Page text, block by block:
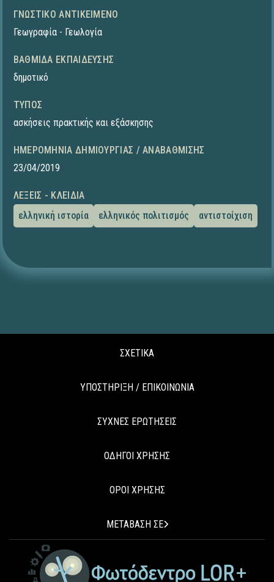
ΓΝΩΣΤΙΚΌ ΑΝΤΙΚΕΊΜΕΝΟ
Γεωγραφία - Γεωλογία
ΒΑΘΜΊΔΑ ΕΚΠΑΊΔΕΥΣΗΣ
δημοτικό
ΤΎΠΟΣ
ασκήσεις πρακτικής και εξάσκησης
ΗΜΕΡΟΜΗΝΊΑ ΔΗΜΙΟΥΡΓΊΑΣ / ΑΝΑΒΆΘΜΙΣΗΣ
23/04/2019
ΛΈΞΕΙΣ - ΚΛΕΙΔΙΆ
ελληνική ιστορία
ελληνικός πολιτισμός αντιστοίχιση
ΣΧΕΤΙΚΑ
ΥΠΟΣΤΗΡΙΞΗ / ΕΠΙΚΟΙΝΩΝΙΑ
ΣΥΧΝΕΣ ΕΡΩΤΗΣΕΙΣ
ΟΔΗΓΟΙ ΧΡΗΣΗΣ
ΟΡΟΙ ΧΡΗΣΗΣ
ΜΕΤΑΒΑΣΗ ΣΕ